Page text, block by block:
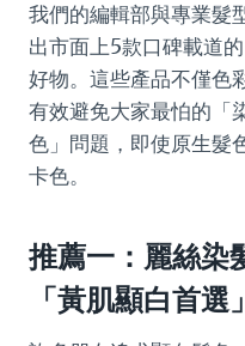
我們的編輯部與專業髮
出市面上5款口碑載道
好物。這些產品不僅色
有效避免大家最怕的「
色」問題，即使原生髮
卡色。
推薦一：麗絲
「黃肌顯白首